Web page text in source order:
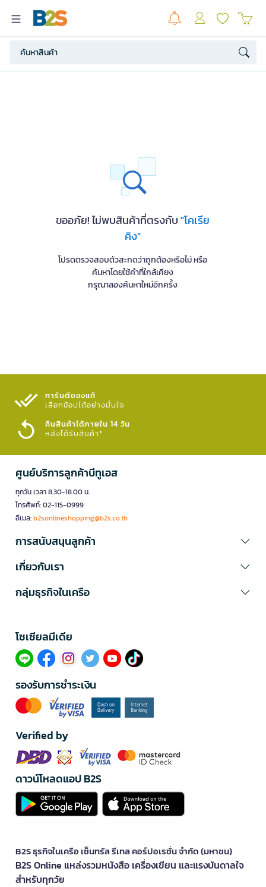
ขออภัย! ไม่พบสินค้าที่ตรงกับ"โคเรีย
คิง"
โปรดตรวจสอบตัวสะกดว่าถูกต้องหรือไม่ หรือ
ค้นหาโดยใช้คำที่ใกล้เคียง
กรุณาลองค้นหาใหม่อีกครั้ง
การันตีของแท้
เลือกช้อปได้อย่างมั่นใจ​
คืนสินค้าได้ภายใน 14 วัน
หลังได้รับสินค้า*
ศูนย์บริการลูกค้าบีทูเอส
ทุกวัน เวลา 8.30-18.00 น.
โทรศัพท์: 02-115-0999
อีเมล:b2sonlineshopping@b2s.co.th
การสนับสนุนลูกค้า
เกี่ยวกับเรา
กลุ่มธุรกิจในเครือ
โซเซียลมีเดีย​
รองรับการชำระเงิน
Verified by
ดาวน์โหลดแอป B2S
B2S ธุรกิจในเครือ เซ็นทรัล รีเทล คอร์ปอเรชั่น จำกัด (มหาชน)
B2S Online แหล่งรวมหนังสือ เครื่องเขียน และแรงบันดาลใจ
สำหรับทุกวัย